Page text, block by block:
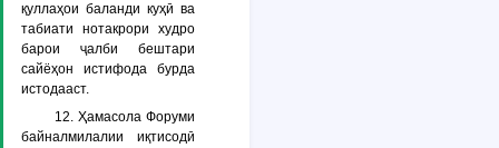
қуллаҳои баланди куҳӣ ва
табиати нотакрори худро
барои ҷалби бештари
сайёҳон истифода бурда
истодааст.
12. Ҳамасола Форуми
байналмилалии иқтисодӣ